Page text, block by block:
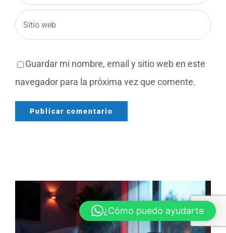
Guardar mi nombre, email y sitio web en este
navegador para la próxima vez que comente.
¿Cómo puedo ayudarte